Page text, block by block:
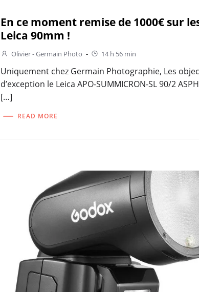
En ce moment remise de 1000€ sur
Leica 90mm !
Olivier - Germain Photo - 14 h 56 min
Uniquement chez Germain Photographie, Les
d’exception le Leica APO-SUMMICRON-SL 90/2
[…]
READ MORE